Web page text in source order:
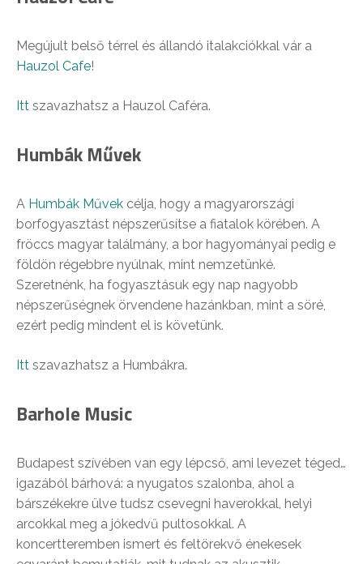
Megújult belső térrel és állandó italakciókkal vár a
Hauzol Cafe!
Itt szavazhatsz a Hauzol Caféra.
Humbák Művek
A Humbák Művek célja, hogy a magyarországi
borfogyasztást népszerűsítse a fiatalok körében. A
fröccs magyar találmány, a bor hagyományai pedig e
földön régebbre nyúlnak, mint nemzetünké.
Szeretnénk, ha fogyasztásuk egy nap nagyobb
népszerűségnek örvendene hazánkban, mint a söré,
ezért pedig mindent el is követünk.
Itt szavazhatsz a Humbákra.
Barhole Music
Budapest szívében van egy lépcső, ami levezet téged…
igazából bárhová: a nyugatos szalonba, ahol a
bárszékekre ülve tudsz csevegni haverokkal, helyi
arcokkal meg a jókedvű pultosokkal. A
koncertteremben ismert és feltörekvő énekesek